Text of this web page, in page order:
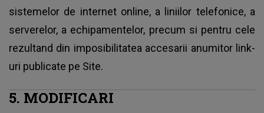
sistemelor de internet online, a liniilor telefonice, a
serverelor, a echipamentelor, precum si pentru cele
rezultand din imposibilitatea accesarii anumitor link-
uri publicate pe Site.
5. MODIFICARI